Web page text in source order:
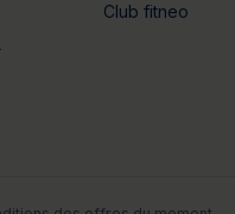
Club fitneo